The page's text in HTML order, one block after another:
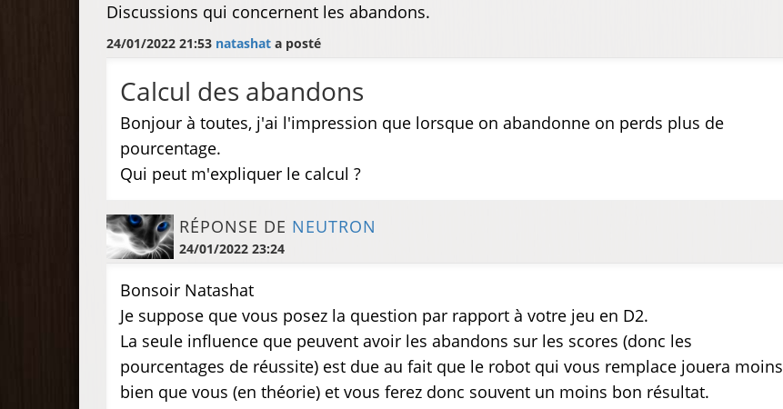
Discussions qui concernent les abandons.
24/01/2022 21:53 natashat a posté
Calcul des abandons
Bonjour à toutes, j'ai l'impression que lorsque on abandonne on perds plus de
pourcentage.
Qui peut m'expliquer le calcul ?
RÉPONSE DE NEUTRON
24/01/2022 23:24
Bonsoir Natashat
Je suppose que vous posez la question par rapport à votre jeu en D2.
La seule influence que peuvent avoir les abandons sur les scores (donc les
pourcentages de réussite) est due au fait que le robot qui vous remplace jouera moins
bien que vous (en théorie) et vous ferez donc souvent un moins bon résultat.